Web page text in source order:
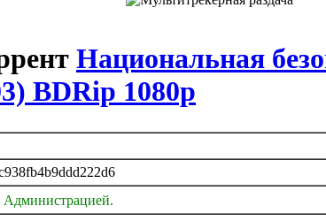
Национальная
BDRip 1080p
Администрацией.